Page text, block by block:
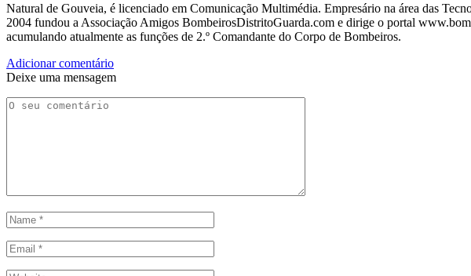
Natural de Gouveia, é licenciado em Comunicação Multimédia. Empresário na área das
2004 fundou a Associação Amigos BombeirosDistritoGuarda.com e dirige o portal
acumulando atualmente as funções de 2.º Comandante do Corpo de Bombeiros.
Adicionar comentário
Deixe uma mensagem